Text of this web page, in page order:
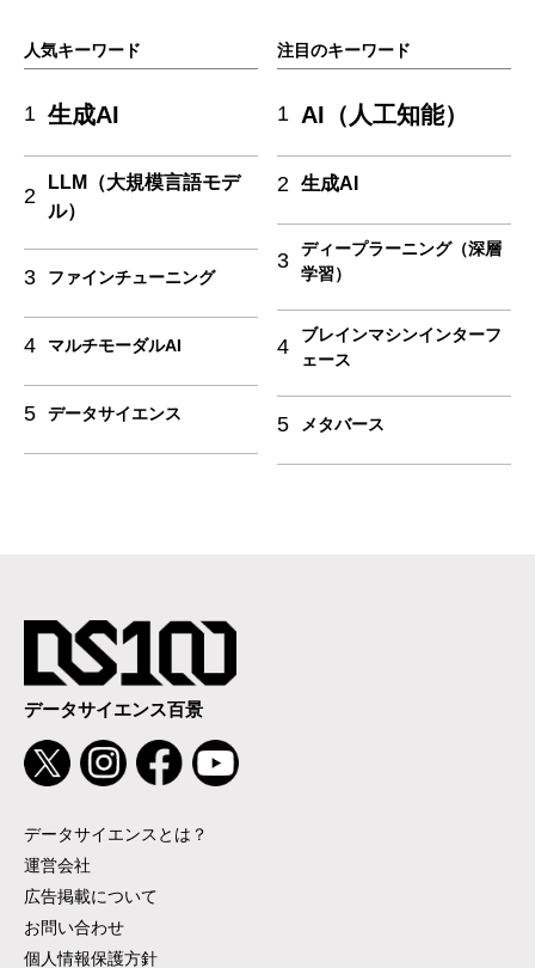
人気キーワード
1 生成AI
2
LLM（大規模言語モデ
ル）
3 ファインチューニング
4 マルチモーダルAI
5 データサイエンス
注目のキーワード
1 AI（人工知能）
2 生成AI
3
ディープラーニング（深層
学習）
4
ブレインマシンインターフ
ェース
5 メタバース
データサイエンス百景
データサイエンスとは？
運営会社
広告掲載について
お問い合わせ
個人情報保護方針